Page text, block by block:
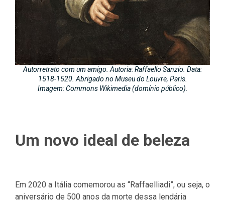
Autorretrato com um amigo. Autoria: Raffaello Sanzio. Data:
1518-1520. Abrigado no Museu do Louvre, Paris.
Imagem: Commons Wikimedia (domínio público).
Um novo ideal de beleza
Em 2020 a Itália comemorou as “Raffaelliadi”, ou seja, o
aniversário de 500 anos da morte dessa lendária